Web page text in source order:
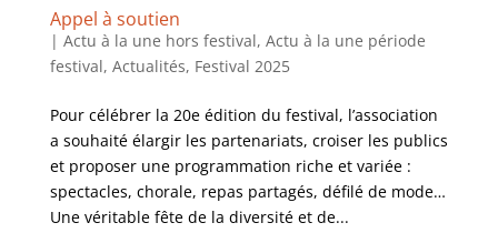
Appel à soutien
| Actu à la une hors festival, Actu à la une période
festival, Actualités, Festival 2025
Pour célébrer la 20e édition du festival, l’association
a souhaité élargir les partenariats, croiser les publics
et proposer une programmation riche et variée :
spectacles, chorale, repas partagés, défilé de mode…
Une véritable fête de la diversité et de...